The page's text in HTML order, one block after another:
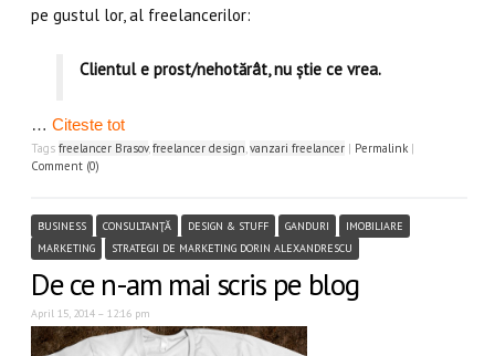
pe gustul lor, al freelancerilor:
Clientul e prost/nehotărât, nu știe ce vrea.
… Citeste tot
Tags freelancer Brasov,freelancer design,vanzari freelancer | Permalink |
Comment (0)
BUSINESS CONSULTANŢĂ DESIGN & STUFF GANDURI
IMOBILIARE
MARKETING
STRATEGII DE MARKETING DORIN ALEXANDRESCU
De ce n-am mai scris pe blog
April 15, 2014 – 12:16 pm